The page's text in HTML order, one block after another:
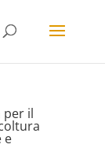
per il
e